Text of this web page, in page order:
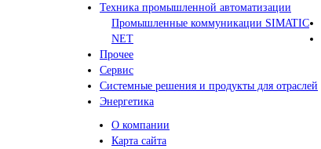
Техника промышленной автоматизации
Промышленные коммуникации SIMATIC
NET
Прочее
Сервис
Системные решения и продукты для отраслей
Энергетика
О компании
Карта сайта